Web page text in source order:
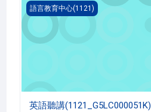
英語聽講(1121_G5LC000051K)
語言教育中心(1121)
英語聽講(1121_G5LC000051K)